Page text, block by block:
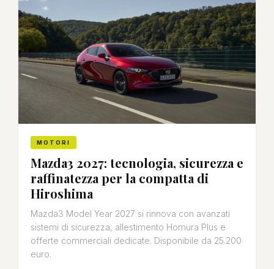
MOTORI
Mazda3 2027: tecnologia, sicurezza e
raffinatezza per la compatta di
Hiroshima
Mazda3 Model Year 2027 si rinnova con avanzati
sistemi di sicurezza, allestimento Homura Plus e
offerte commerciali dedicate. Disponibile da 25.200
euro.